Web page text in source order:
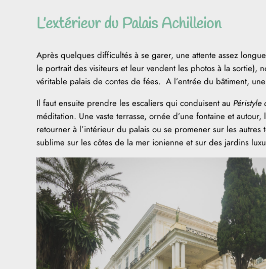
L’extérieur du Palais Achilleion
Après quelques difficultés à se garer, une attente assez
le portrait des visiteurs et leur vendent les photos à la sortie),
véritable palais de contes de fées. A l’entrée du bâtiment,
Il faut ensuite prendre les escaliers qui conduisent au Péristyle
méditation. Une vaste terrasse, ornée d’une fontaine et
retourner à l’intérieur du palais ou se promener sur les
sublime sur les côtes de la mer ionienne et sur des jardins